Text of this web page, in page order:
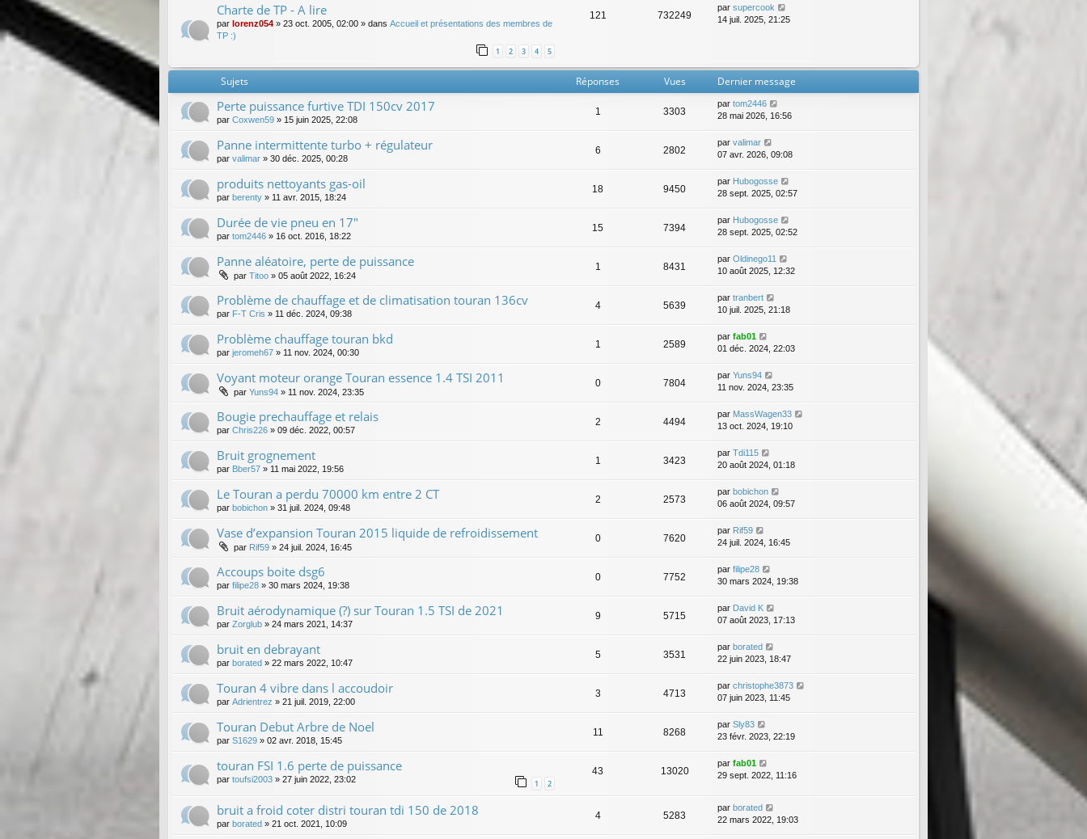
Charte de TP - A lire
par lorenz054 » 23 oct. 2005, 02:00 » dans Accueil et présentations des membres de
TP :)
1 2 3 4 5
121 732249
par supercook
14 juil. 2025, 21:25
Sujets Réponses Vues Dernier message
Perte puissance furtive TDI 150cv 2017
par Coxwen59 » 15 juin 2025, 22:08
1 3303
par tom2446
28 mai 2026, 16:56
Panne intermittente turbo + régulateur
par valimar » 30 déc. 2025, 00:28
6 2802
par valimar
07 avr. 2026, 09:08
produits nettoyants gas-oil
par berenty » 11 avr. 2015, 18:24
18 9450
par Hubogosse
28 sept. 2025, 02:57
Durée de vie pneu en 17"
par tom2446 » 16 oct. 2016, 18:22
15 7394
par Hubogosse
28 sept. 2025, 02:52
Panne aléatoire, perte de puissance
par Titoo » 05 août 2022, 16:24
1 8431
par Oldinego11
10 août 2025, 12:32
Problème de chauffage et de climatisation touran 136cv
par F-T Cris » 11 déc. 2024, 09:38
4 5639
par tranbert
10 juil. 2025, 21:18
Problème chauffage touran bkd
par jeromeh67 » 11 nov. 2024, 00:30
1 2589
par fab01
01 déc. 2024, 22:03
Voyant moteur orange Touran essence 1.4 TSI 2011
par Yuns94 » 11 nov. 2024, 23:35
0 7804
par Yuns94
11 nov. 2024, 23:35
Bougie prechauffage et relais
par Chris226 » 09 déc. 2022, 00:57
2 4494
par MassWagen33
13 oct. 2024, 19:10
Bruit grognement
par Bber57 » 11 mai 2022, 19:56
1 3423
par Tdi115
20 août 2024, 01:18
Le Touran a perdu 70000 km entre 2 CT
par bobichon » 31 juil. 2024, 09:48
2 2573
par bobichon
06 août 2024, 09:57
Vase d’expansion Touran 2015 liquide de refroidissement
par Rif59 » 24 juil. 2024, 16:45
0 7620
par Rif59
24 juil. 2024, 16:45
Accoups boite dsg6
par filipe28 » 30 mars 2024, 19:38
0 7752
par filipe28
30 mars 2024, 19:38
Bruit aérodynamique (?) sur Touran 1.5 TSI de 2021
par Zorglub » 24 mars 2021, 14:37
9 5715
par David K
07 août 2023, 17:13
bruit en debrayant
par borated » 22 mars 2022, 10:47
5 3531
par borated
22 juin 2023, 18:47
Touran 4 vibre dans l accoudoir
par Adrientrez » 21 juil. 2019, 22:00
3 4713
par christophe3873
07 juin 2023, 11:45
Touran Debut Arbre de Noel
par S1629 » 02 avr. 2018, 15:45
11 8268
par Sly83
23 févr. 2023, 22:19
touran FSI 1.6 perte de puissance
par toufsi2003 » 27 juin 2022, 23:02 1 2
43 13020
par fab01
29 sept. 2022, 11:16
bruit a froid coter distri touran tdi 150 de 2018
par borated » 21 oct. 2021, 10:09
4 5283
par borated
22 mars 2022, 19:03